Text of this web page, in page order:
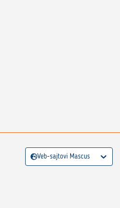
Veb-sajtovi Mascus